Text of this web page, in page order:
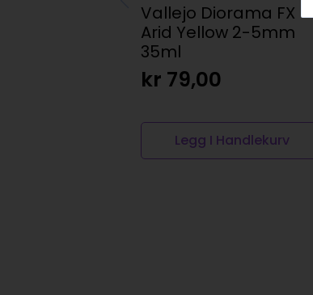
Vallejo Diorama FX –
Arid Yellow 2-5mm
35ml
kr 79,00
Legg I Handlekurv